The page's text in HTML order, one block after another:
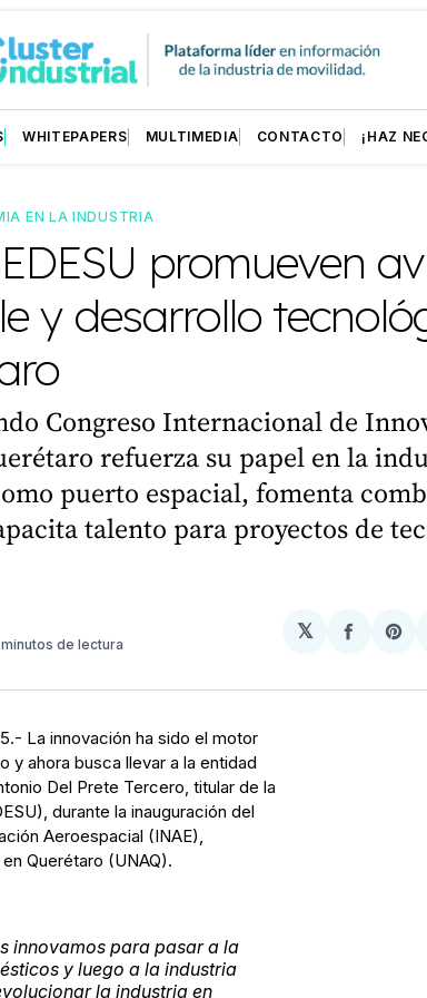
WHITEPAPERS MULTIMEDIA CONTACTO ¡HAZ
EN LA INDUSTRIA
promueven
y desarrollo
Congreso Internacional de
refuerza su papel en la
puerto espacial, fomenta
talento para proyectos de
de lectura
𝕏
La innovación ha sido el motor
y ahora busca llevar a la entidad
Del Prete Tercero, titular de la
durante la inauguración del
Aeroespacial (INAE),
Querétaro (UNAQ).
innovamos para pasar a la
y luego a la industria
la industria en